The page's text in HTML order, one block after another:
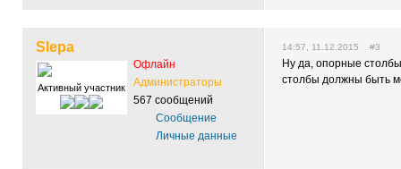
Slepa
Активный участник
Офлайн
Администраторы
567 сообщений
Сообщение
Личные данные
14:57, 11.12.2015 #3
Ну да, опорные
столбы должны быть